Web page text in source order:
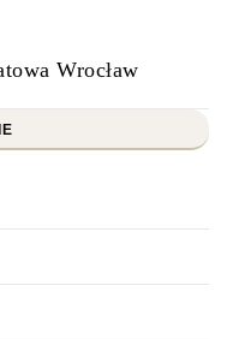
Wrocław